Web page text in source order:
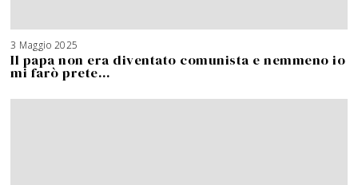
3 Maggio 2025
Il papa non era diventato comunista e nemmeno io
mi farò prete…